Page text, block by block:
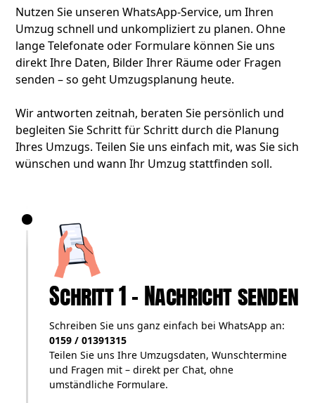
Nutzen Sie unseren WhatsApp-Service, um Ihren
Umzug schnell und unkompliziert zu planen. Ohne
lange Telefonate oder Formulare können Sie uns
direkt Ihre Daten, Bilder Ihrer Räume oder Fragen
senden – so geht Umzugsplanung heute.
Wir antworten zeitnah, beraten Sie persönlich und
begleiten Sie Schritt für Schritt durch die Planung
Ihres Umzugs. Teilen Sie uns einfach mit, was Sie sich
wünschen und wann Ihr Umzug stattfinden soll.
Schritt 1 – Nachricht senden
Schreiben Sie uns ganz einfach bei WhatsApp an:
0159 / 01391315
Teilen Sie uns Ihre Umzugsdaten, Wunschtermine
und Fragen mit – direkt per Chat, ohne
umständliche Formulare.